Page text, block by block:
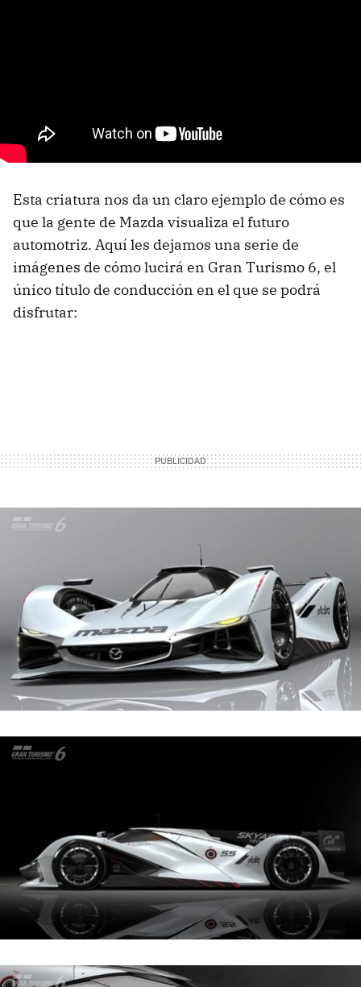
Esta criatura nos da un claro ejemplo de cómo es
que la gente de Mazda visualiza el futuro
automotriz. Aquí les dejamos una serie de
imágenes de cómo lucirá en Gran Turismo 6, el
único título de conducción en el que se podrá
disfrutar: